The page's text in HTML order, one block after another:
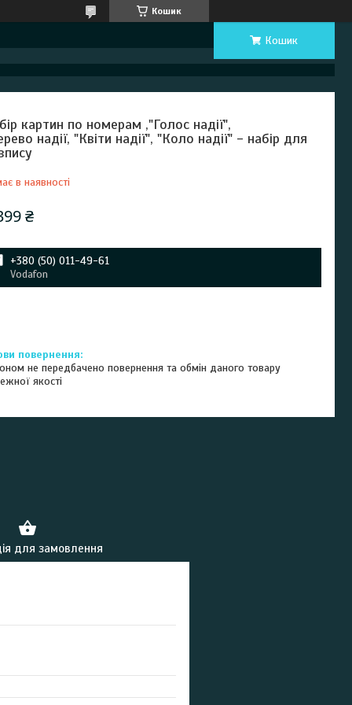
Кошик
Кошик
картин по номерам ,"Голос надії",
надії, "Квіти надії", "Коло надії" - набір для
в наявності
₴
+380 (50) 011-49-61
Vodafon
не передбачено повернення та обмін даного товару
якості
для замовлення